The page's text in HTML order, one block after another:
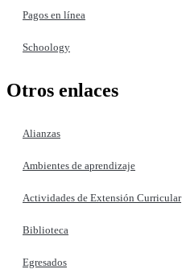
Pagos en línea
Schoology
Otros enlaces
Alianzas
Ambientes de aprendizaje
Actividades de Extensión Curricular
Biblioteca
Egresados